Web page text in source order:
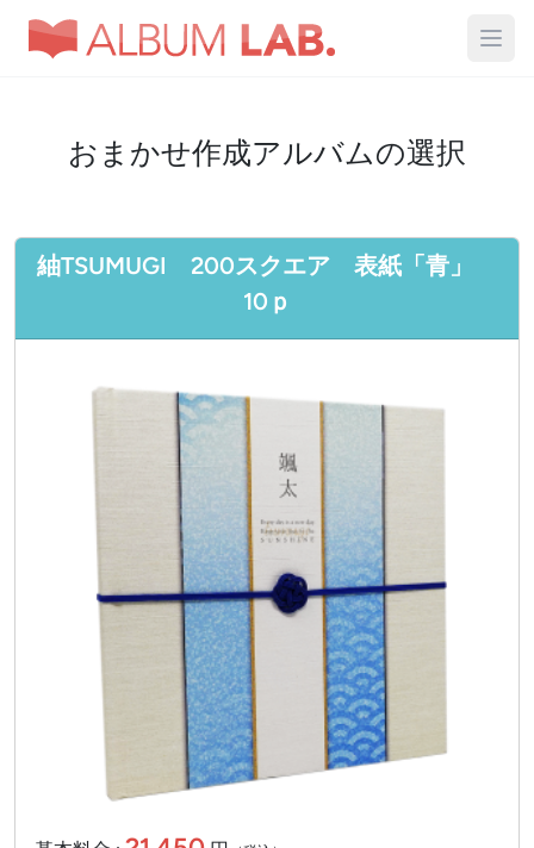
おまかせ作成アルバムの選択
紬TSUMUGI 200スクエア 表紙「青」
10ｐ